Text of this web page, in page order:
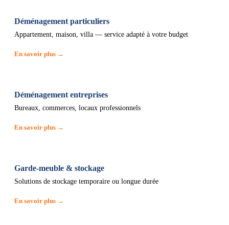
Déménagement particuliers
Appartement, maison, villa — service adapté à votre budget
En savoir plus →
Déménagement entreprises
Bureaux, commerces, locaux professionnels
En savoir plus →
Garde-meuble & stockage
Solutions de stockage temporaire ou longue durée
En savoir plus →